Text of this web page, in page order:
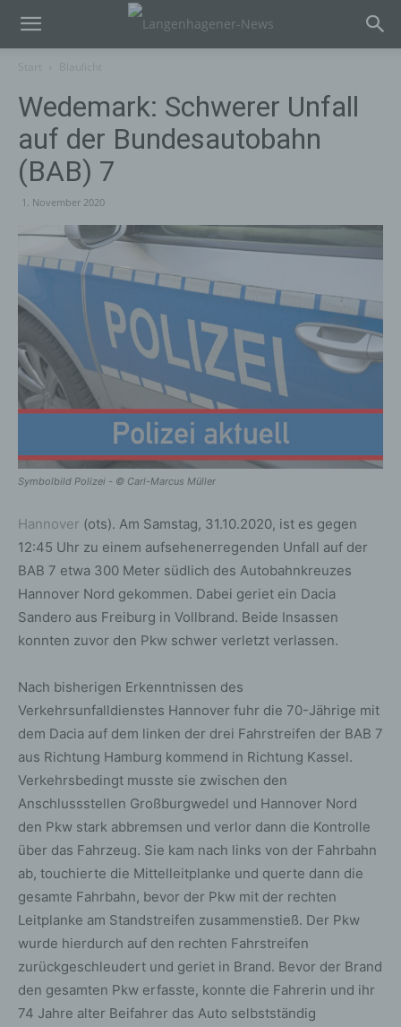
Wedemark: Schwerer Unfall
auf der Bundesautobahn
(BAB) 7
1. November 2020
Symbolbild Polizei - © Carl-Marcus Müller
Hannover (ots). Am Samstag, 31.10.2020, ist es gegen
12:45 Uhr zu einem aufsehenerregenden Unfall auf der
BAB 7 etwa 300 Meter südlich des Autobahnkreuzes
Hannover Nord gekommen. Dabei geriet ein Dacia
Sandero aus Freiburg in Vollbrand. Beide Insassen
konnten zuvor den Pkw schwer verletzt verlassen.
Nach bisherigen Erkenntnissen des
Verkehrsunfalldienstes Hannover fuhr die 70-Jährige mit
dem Dacia auf dem linken der drei Fahrstreifen der BAB 7
aus Richtung Hamburg kommend in Richtung Kassel.
Verkehrsbedingt musste sie zwischen den
Anschlussstellen Großburgwedel und Hannover Nord
den Pkw stark abbremsen und verlor dann die Kontrolle
über das Fahrzeug. Sie kam nach links von der Fahrbahn
ab, touchierte die Mittelleitplanke und querte dann die
gesamte Fahrbahn, bevor der Pkw mit der rechten
Leitplanke am Standstreifen zusammenstieß. Der Pkw
wurde hierdurch auf den rechten Fahrstreifen
zurückgeschleudert und geriet in Brand. Bevor der Brand
den gesamten Pkw erfasste, konnte die Fahrerin und ihr
74 Jahre alter Beifahrer das Auto selbstständig